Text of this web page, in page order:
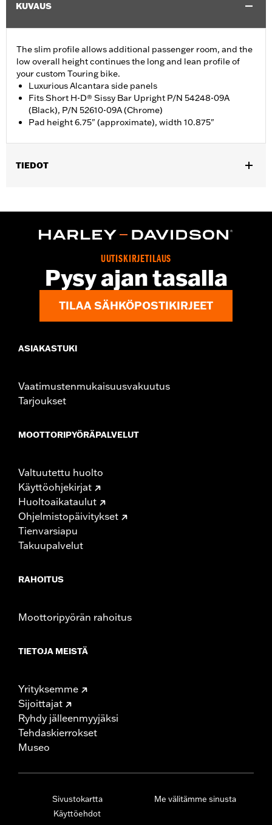
KUVAUS
The slim profile allows additional passenger room, and the
low overall height continues the long and lean profile of
your custom Touring bike.
Luxurious Alcantara side panels
Fits Short H-D® Sissy Bar Upright P/N 54248-09A
(Black), P/N 52610-09A (Chrome)
Pad height 6.75" (approximate), width 10.875"
TIEDOT
Bar Uprights. Does not fit '21-later FLH, '23-later FLHFB, '24-
later FLTRXSTSE, '25-later FLHXU, FLTRXRRSE and '26-later
FLHXL, FLHXLSE and FLTRXL models or seats with tall
Installation Instructions
6.75 Inches
Sold In Units:Each
Width:10.88 Inches
UUTISKIRJETILAUS
Pysy ajan tasalla
TILAA SÄHKÖPOSTIKIRJEET
ASIAKASTUKI
Vaatimustenmukaisuusvakuutus
Tarjoukset
MOOTTORIPYÖRÄPALVELUT
Valtuutettu huolto
Käyttöohjekirjat
Huoltoaikataulut
Ohjelmistopäivitykset
Tienvarsiapu
Takuupalvelut
RAHOITUS
Moottoripyörän rahoitus
TIETOJA MEISTÄ
Yrityksemme
Sijoittajat
Ryhdy jälleenmyyjäksi
Tehdaskierrokset
Museo
Sivustokartta
Käyttöehdot
Me välitämme sinusta